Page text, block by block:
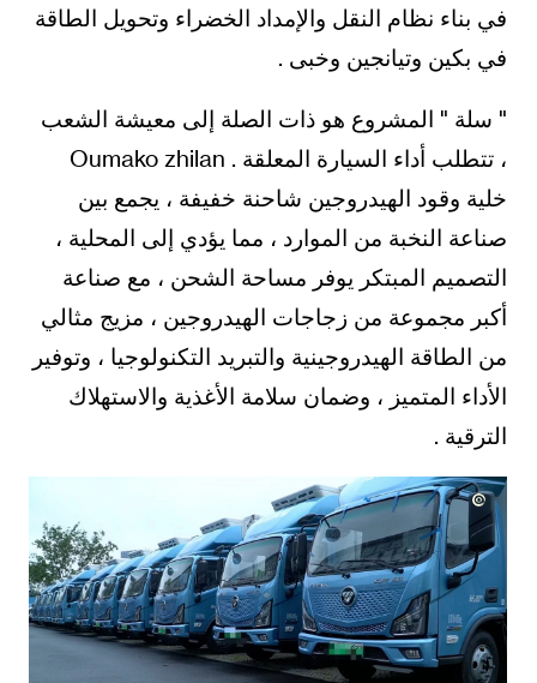
في بناء نظام النقل والإمداد الخضراء وتحويل الطاقة
في بكين وتيانجين وخبى .
" سلة " المشروع هو ذات الصلة إلى معيشة الشعب
، تتطلب أداء السيارة المعلقة . Oumako zhilan
خلية وقود الهيدروجين شاحنة خفيفة ، يجمع بين
صناعة النخبة من الموارد ، مما يؤدي إلى المحلية ،
التصميم المبتكر يوفر مساحة الشحن ، مع صناعة
أكبر مجموعة من زجاجات الهيدروجين ، مزيج مثالي
من الطاقة الهيدروجينية والتبريد التكنولوجيا ، وتوفير
الأداء المتميز ، وضمان سلامة الأغذية والاستهلاك
الترقية .